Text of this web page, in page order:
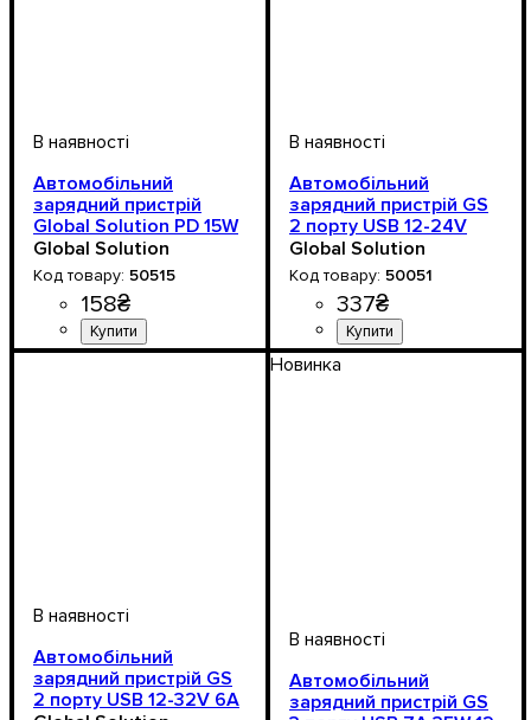
Автомобільний
зарядний пристрій
Global Solution PD 15W
QC4.0+ Type-C –
швидка зарядка для
iPhone, Samsung,
Xiaomi
Global Solution
50515
158₴
Автомобільний
зарядний пристрій GS
2 порту USB 12-24V
3.1A з вольтметром
Global Solution
50051
337₴
Напруга, V: 12-24V
Автомобільний
зарядний пристрій GS
2 порту USB 12-32V 6А
Новинка
Автомобільний
зарядний пристрій GS